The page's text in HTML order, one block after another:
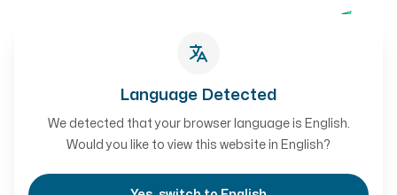
Language Detected
We detected that your browser language is English.
Would you like to view this website in English?
أعمالنا
دراسة حالة
-
شبكة M CRM - إدارة